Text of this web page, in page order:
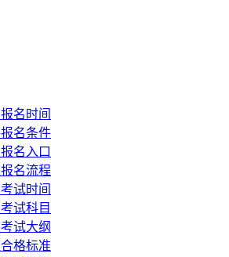
报名时间
报名条件
报名入口
报名流程
考试时间
考试科目
考试大纲
合格标准